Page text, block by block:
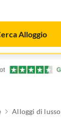
Alloggio
Alloggi di lusso